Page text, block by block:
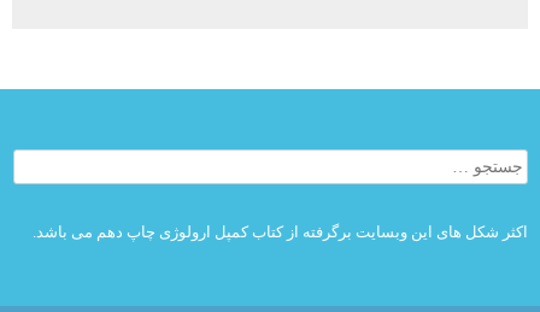
برای:
اکثر شکل های این وبسایت برگرفته از کتاب کمپل ارولوژی چاپ دهم می باشد.